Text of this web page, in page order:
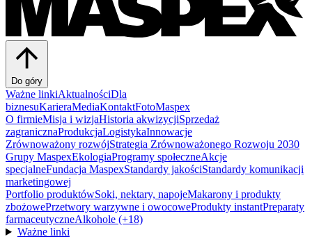
Do góry
Ważne linkiAktualnościDla
biznesuKarieraMediaKontaktFotoMaspex
O firmieMisja i wizjaHistoria akwizycjiSprzedaż
zagranicznaProdukcjaLogistykaInnowacje
Zrównoważony rozwójStrategia Zrównoważonego Rozwoju 2030
Grupy MaspexEkologiaProgramy społeczneAkcje
specjalneFundacja MaspexStandardy jakościStandardy komunikacji
marketingowej
Portfolio produktówSoki, nektary, napojeMakarony i produkty
zbożowePrzetwory warzywne i owocoweProdukty instantPreparaty
farmaceutyczneAlkohole (+18)
Ważne linki